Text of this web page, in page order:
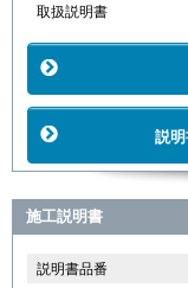
取扱説明書
説
施工説明書
説明書品番